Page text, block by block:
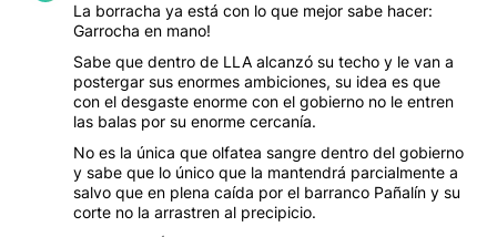
La borracha ya está con lo que mejor sabe hacer:
Garrocha en mano!
Sabe que dentro de LLA alcanzó su techo y le van a
postergar sus enormes ambiciones, su idea es que
con el desgaste enorme con el gobierno no le entren
las balas por su enorme cercanía.
No es la única que olfatea sangre dentro del gobierno
y sabe que lo único que la mantendrá parcialmente a
salvo que en plena caída por el barranco Pañalín y su
corte no la arrastren al precipicio.